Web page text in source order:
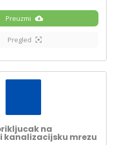
Preuzmi
Pregled
na
kanalizacijsku mrezu